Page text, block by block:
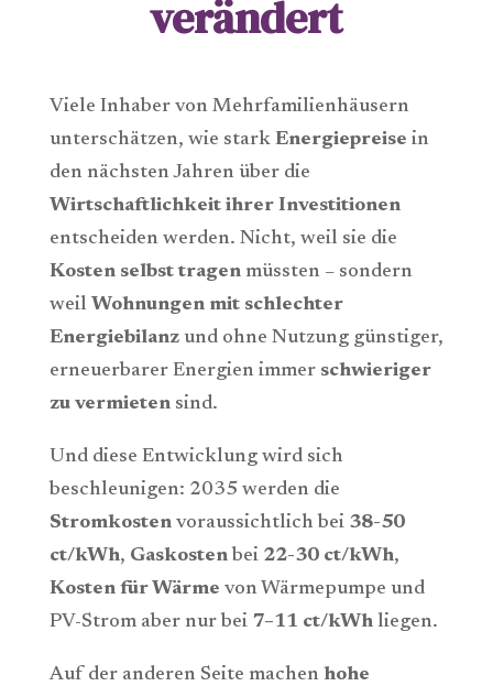
verändert
Viele Inhaber von Mehrfamilienhäusern
unterschätzen, wie stark Energiepreise in
den nächsten Jahren über die
Wirtschaftlichkeit ihrer Investitionen
entscheiden werden. Nicht, weil sie die
Kosten selbst tragenmüssten – sondern
weil Wohnungen mit schlechter
Energiebilanzund ohne Nutzung günstiger,
erneuerbarer Energien immer schwieriger
zu vermietensind.
Und diese Entwicklung wird sich
beschleunigen: 2035 werden die
Stromkostenvoraussichtlich bei 38-50
ct/kWh, Gaskostenbei 22-30 ct/kWh,
Kosten für Wärme von Wärmepumpe und
PV-Strom aber nur bei 7–11 ct/kWhliegen.
Auf der anderen Seite machen hohe